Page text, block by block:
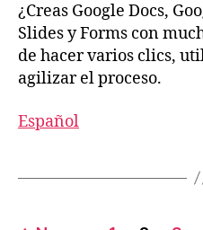
¿Creas Google Docs,
Slides y Forms con
de hacer varios clics,
agilizar el proceso.
Español